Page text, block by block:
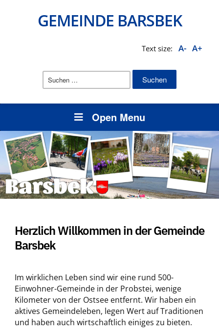
GEMEINDE BARSBEK
Text size: A- A+
Suchen
Open Menu
Herzlich Willkommen in der Gemeinde
Barsbek
Im wirklichen Leben sind wir eine rund 500-
Einwohner-Gemeinde in der Probstei, wenige
Kilometer von der Ostsee entfernt. Wir haben ein
aktives Gemeindeleben, legen Wert auf Traditionen
und haben auch wirtschaftlich einiges zu bieten.